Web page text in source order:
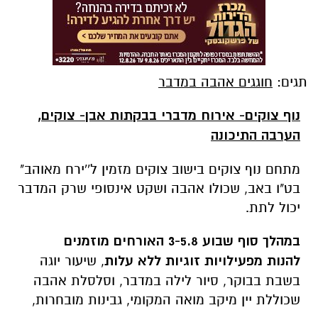
תגים: חוגגים אהבה במדבר
נוף צוקים- אירוח מדברי בבקתות אבן- צוקים,
הערבה התיכונה
מתחם נוף צוקים בישוב צוקים מזמין ל''ירח מאוהב"
בט"ו באב, שכולו אהבה ושקט אינסופי שרק המדבר
יכול לתת.
במהלך סוף שבוע 3-5.8 האורחים מוזמנים
להנות מפעילויות זוגיות ללא עלות, שיעור יוגה
בשבת בבוקר, סיור לילה במדבר, וסלסלת אהבה
שכוללת יין מיקב מואה המקומי, גבינות מובחרות,